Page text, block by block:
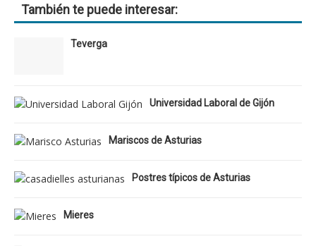
También te puede interesar:
Teverga
Universidad Laboral de Gijón
Mariscos de Asturias
Postres típicos de Asturias
Mieres